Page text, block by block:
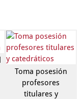
Toma posesión
profesores
titulares y